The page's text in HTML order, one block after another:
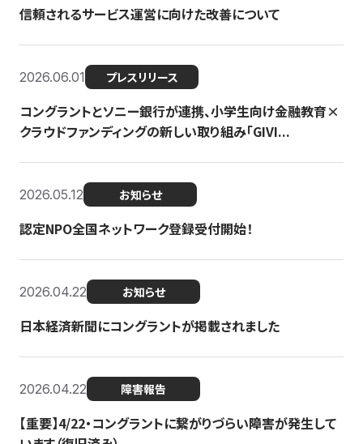
信頼されるサービス運営に向けた改善について
2026.06.01 プレスリリース
コングラントとソニー銀行が連携、小学生向け金融教育×
クラウドファンディングの新しい取り組み「GIVI...
2026.05.12 お知らせ
認定NPO全国ネットワーク登録受付開始！
2026.04.22 お知らせ
日本経済新聞にコングラントが掲載されました
2026.04.22 障害報告
【重要】4/22・コングラントに繋がりづらい障害が発生して